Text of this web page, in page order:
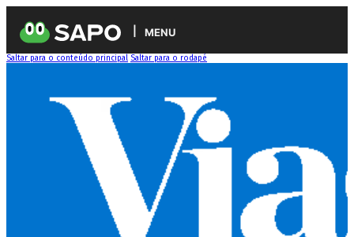
MENU
Saltar para o conteúdo principal Saltar para o rodapé